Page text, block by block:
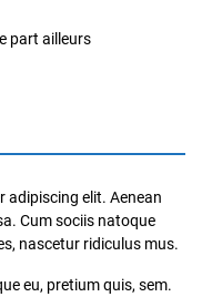
part ailleurs
adipiscing elit. Aenean
Cum sociis natoque
nascetur ridiculus mus.
eu, pretium quis, sem.